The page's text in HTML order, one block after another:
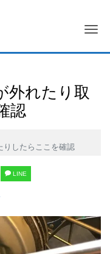
外れたり取
認
りしたらここを確認
LINE